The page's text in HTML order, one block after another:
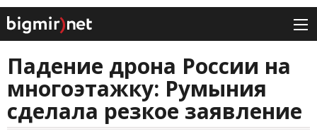
Падение дрона России на
многоэтажку: Румыния
сделала резкое заявление